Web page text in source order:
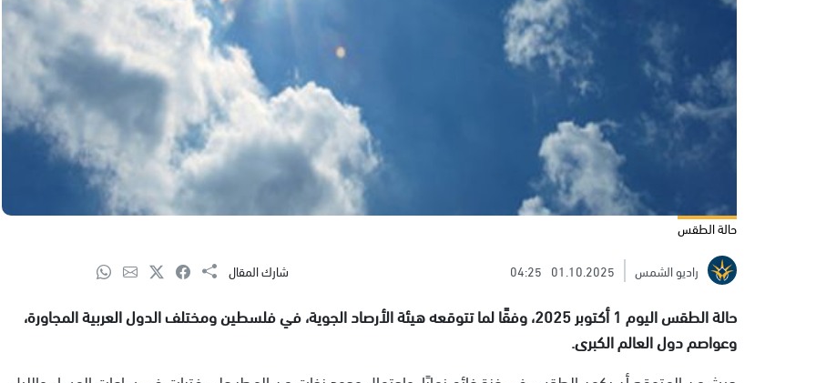
حالة الطقس
راديو الشمس
01.10.2025
04:25 شارك المقال
حالة الطقس اليوم 1 أكتوبر 2025، وفقًا لما تتوقعه هيئة الأرصاد الجوية، في فلسطين ومختلف الدول العربية المجاورة،
وعواصم دول العالم الكبرى.